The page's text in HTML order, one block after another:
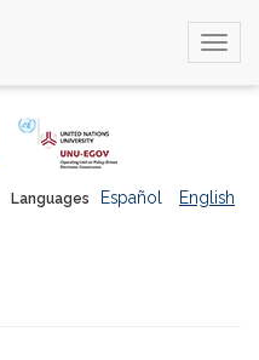
Languages Español English